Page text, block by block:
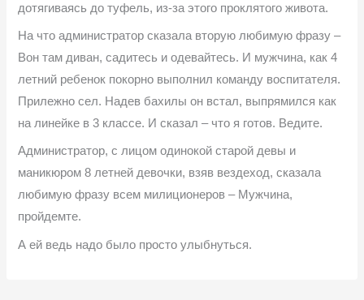
дотягиваясь до туфель, из-за этого проклятого живота.
На что администратор сказала вторую любимую фразу –
Вон там диван, садитесь и одевайтесь. И мужчина, как 4
летний ребенок покорно выполнил команду воспитателя.
Прилежно сел. Надев бахилы он встал, выпрямился как
на линейке в 3 классе. И сказал – что я готов. Ведите.
Администратор, с лицом одинокой старой девы и
маникюром 8 летней девочки, взяв вездеход, сказала
любимую фразу всем милиционеров – Мужчина,
пройдемте.
А ей ведь надо было просто улыбнуться.